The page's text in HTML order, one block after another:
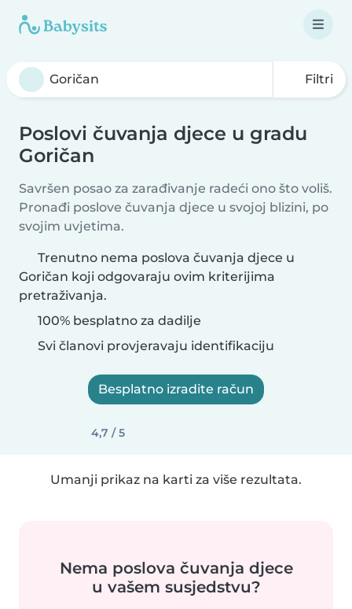
Filtri
Poslovi čuvanja djece u gradu
Goričan
Savršen posao za zarađivanje radeći ono što voliš.
Pronađi poslove čuvanja djece u svojoj blizini, po
svojim uvjetima.
Trenutno nema poslova čuvanja djece u
Goričan koji odgovaraju ovim kriterijima
pretraživanja.
100% besplatno za dadilje
Svi članovi provjeravaju identifikaciju
Besplatno izradite račun
4,7 / 5
Umanji prikaz na karti za više rezultata.
Nema poslova čuvanja djece
u vašem susjedstvu?